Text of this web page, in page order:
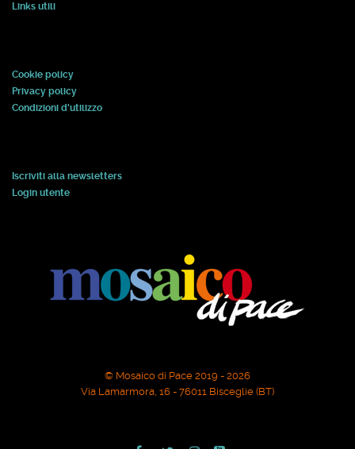
Links utili
Cookie policy
Privacy policy
Condizioni d'utilizzo
Iscriviti alla newsletters
Login utente
© Mosaico di Pace 2019 - 2026
Via Lamarmora, 16 - 76011 Bisceglie (BT)